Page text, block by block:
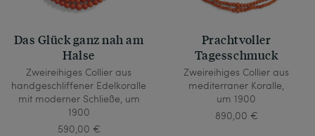
Das Glück ganz nah am
Halse
Zweireihiges Collier aus
handgeschliffener Edelkoralle
mit moderner Schließe, um
1900
590,00 €
Prachtvoller
Tagesschmuck
Zweireihiges Collier aus
mediterraner Koralle,
um 1900
890,00 €